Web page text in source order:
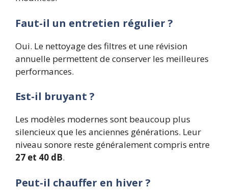
Faut-il un entretien régulier ?
Oui. Le nettoyage des filtres et une révision
annuelle permettent de conserver les meilleures
performances.
Est-il bruyant ?
Les modèles modernes sont beaucoup plus
silencieux que les anciennes générations. Leur
niveau sonore reste généralement compris entre
27 et 40 dB.
Peut-il chauffer en hiver ?